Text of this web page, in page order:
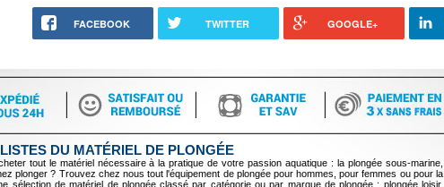
FACEBOOK TWITTER GOOGLE+
DU MATÉRIEL DE PLONGÉE
tout le matériel nécessaire à la pratique de votre passion aquatique : la plongée sous-marine,
plonger ? Trouvez chez nous tout l'équipement de plongée pour hommes, pour femmes ou pour la
sélection de matériel de plongée classé par catégorie ou par marque de plongée : plongée loisir,